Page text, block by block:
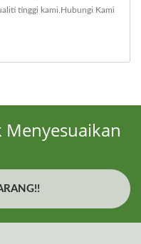
tinggi kami. Hubungi Kami